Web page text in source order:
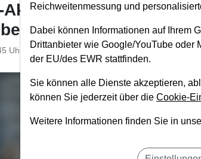
Aktie dürfte auf 500
Wirklichkeit zu
Uhr TraderFox GmbH
Reichweitenmessung und
Dabei können Informationen auf Ihrem
Drittanbieter wie Google/YouTube oder
der EU/des EWR stattfinden.
Sie können alle Dienste akzeptieren,
können Sie jederzeit über die Cookie-
Weitere Informationen finden Sie in